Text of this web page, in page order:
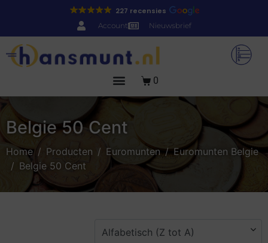
227 recensies
Account Nieuwsbrief
0
Belgie 50 Cent
Home Producten Euromunten
Euromunten Belgie
Belgie 50 Cent